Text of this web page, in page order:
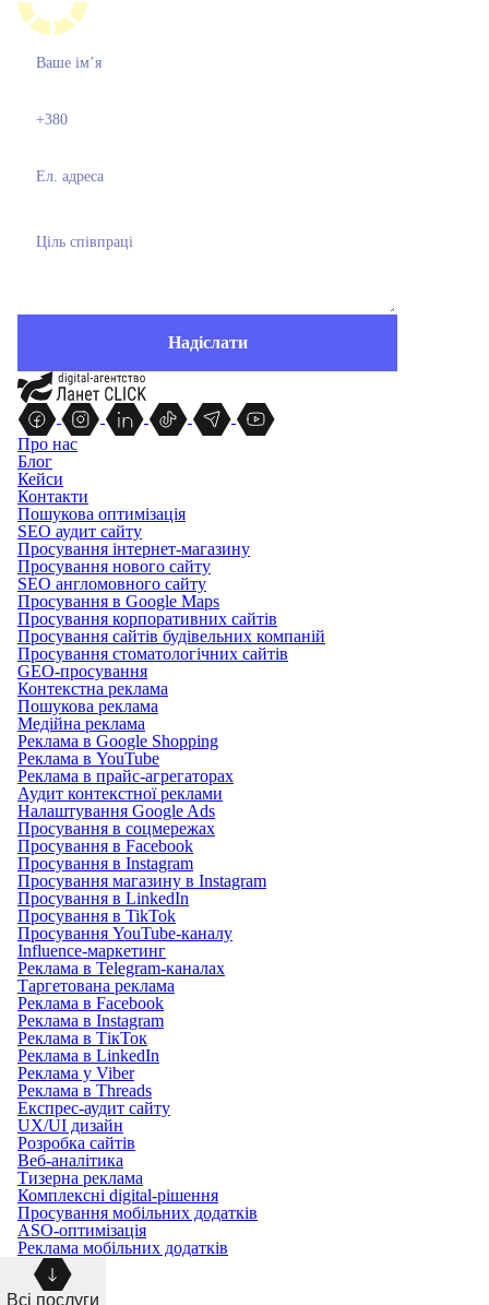
Про нас
Блог
Кейси
Контакти
Пошукова оптимізація
SEO аудит сайту
Просування інтернет-магазину
Просування нового сайту
SEO англомовного сайту
Просування в Google Maps
Просування корпоративних сайтів
Просування сайтів будівельних компаній
Просування стоматологічних сайтів
GEO-просування
Контекстна реклама
Пошукова реклама
Медійна реклама
Реклама в Google Shopping
Реклама в YouTube
Реклама в прайс-агрегаторах
Аудит контекстної реклами
Налаштування Google Ads
Просування в соцмережах
Просування в Facebook
Просування в Instagram
Просування магазину в Instagram
Просування в LinkedIn
Просування в TikTok
Просування YouTube-каналу
Influence-маркетинг
Реклама в Telegram-каналах
Таргетована реклама
Реклама в Facebook
Реклама в Instagram
Реклама в ТікТок
Реклама в LinkedIn
Реклама у Viber
Реклама в Threads
Експрес-аудит сайту
UX/UI дизайн
Розробка сайтів
Веб-аналітика
Тизерна реклама
Комплексні digital-рішення
Просування мобільних додатків
ASO-оптимізація
Реклама мобільних додатків
Всі послуги